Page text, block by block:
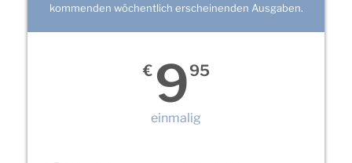
kommenden wöchentlich erscheinenden Ausgaben.
€ 995
einmalig